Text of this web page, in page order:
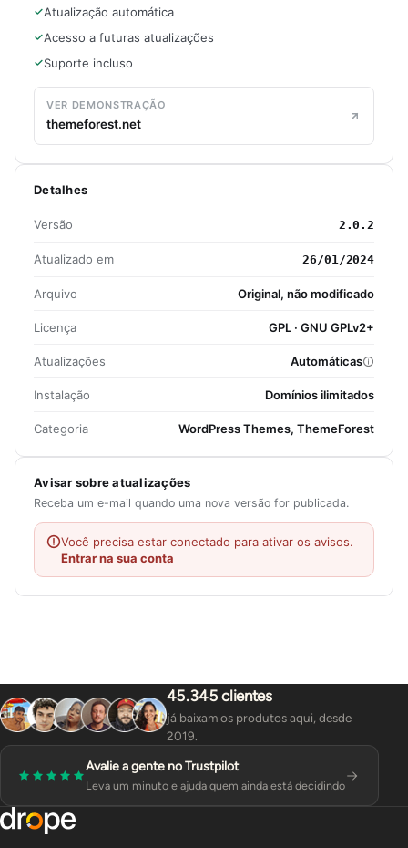
Atualização automática
Acesso a futuras atualizações
Suporte incluso
VER DEMONSTRAÇÃO
themeforest.net
Detalhes
Versão 2.0.2
Atualizado em 26/01/2024
Arquivo Original, não modificado
Licença GPL · GNU GPLv2+
Atualizações Automáticas
Instalação Domínios ilimitados
Categoria WordPress Themes, ThemeForest
Avisar sobre atualizações
Receba um e-mail quando uma nova versão for publicada.
Você precisa estar conectado para ativar os avisos.
Entrar na sua conta
45.345 clientes
já baixam os produtos aqui, desde
2019.
Avalie a gente no Trustpilot
Leva um minuto e ajuda quem ainda está decidindo